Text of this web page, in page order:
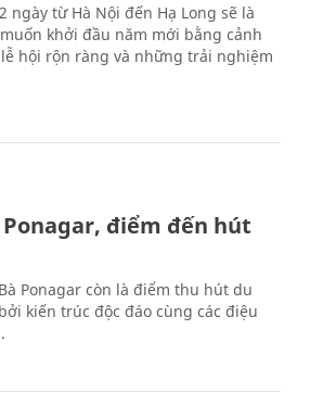
ngày từ Hà Nội đến Hạ Long sẽ là
khởi đầu năm mới bằng cảnh
hội rộn ràng và những trải nghiệm
điểm đến hút
Ponagar còn là điểm thu hút du
kiến trúc độc đáo cùng các điệu